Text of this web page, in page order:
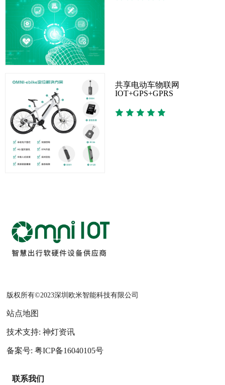
共享电动车物联网
IOT+GPS+GPRS
版权所有©2023深圳欧米智能科技有限公司
站点地图
技术支持: 神灯资讯
备案号: 粤ICP备16040105号
联系我们